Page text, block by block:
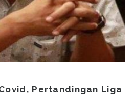
Pertandingan Liga